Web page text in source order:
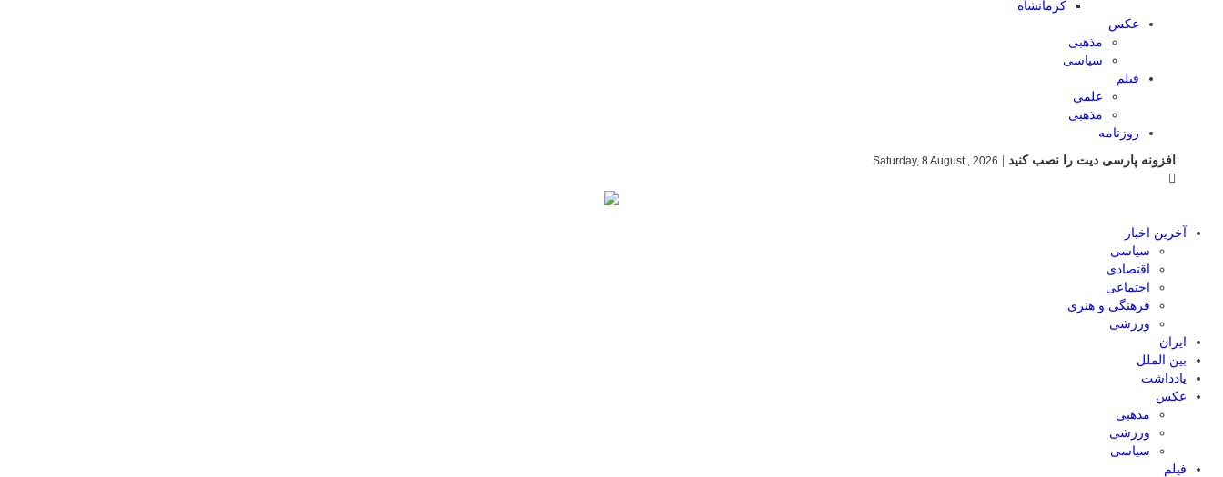
کرمانشاه
عکس
مذهبی
سیاسی
فیلم
علمی
مذهبی
روزنامه
افزونه پارسی دیت را نصب کنید
Saturday, 8 August , 2026
آخرین اخبار
سیاسی
اقتصادی
اجتماعی
فرهنگی و هنری
ورزشی
ایران
بین الملل
یادداشت
عکس
مذهبی
ورزشی
سیاسی
فیلم